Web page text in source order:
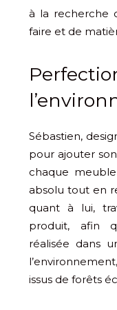
à la recherche
faire et de
Sébastien,
pour ajouter
chaque
absolu tout en
quant à lui,
produit, afin
réalisée dans
issus de forêts